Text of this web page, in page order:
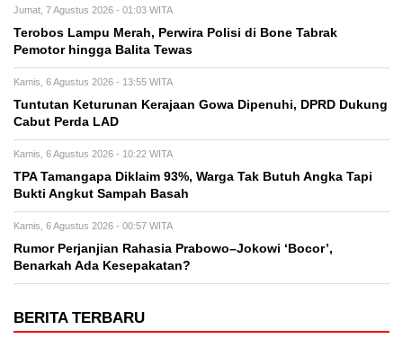
Jumat, 7 Agustus 2026 - 01:03 WITA
Terobos Lampu Merah, Perwira Polisi di Bone Tabrak
Pemotor hingga Balita Tewas
Kamis, 6 Agustus 2026 - 13:55 WITA
Tuntutan Keturunan Kerajaan Gowa Dipenuhi, DPRD Dukung
Cabut Perda LAD
Kamis, 6 Agustus 2026 - 10:22 WITA
TPA Tamangapa Diklaim 93%, Warga Tak Butuh Angka Tapi
Bukti Angkut Sampah Basah
Kamis, 6 Agustus 2026 - 00:57 WITA
Rumor Perjanjian Rahasia Prabowo–Jokowi ‘Bocor’,
Benarkah Ada Kesepakatan?
BERITA TERBARU